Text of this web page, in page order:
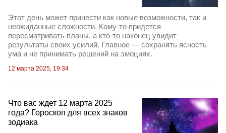
Этот день может принести как новые возможности, так и
неожиданные сложности. Кому-то придется
пересматривать планы, а кто-то наконец увидит
результаты своих усилий. Главное — сохранять ясность
ума и не принимать решений на эмоциях.
12 марта 2025, 19:34
Что вас ждет 12 марта 2025
года? Гороскоп для всех знаков
зодиака